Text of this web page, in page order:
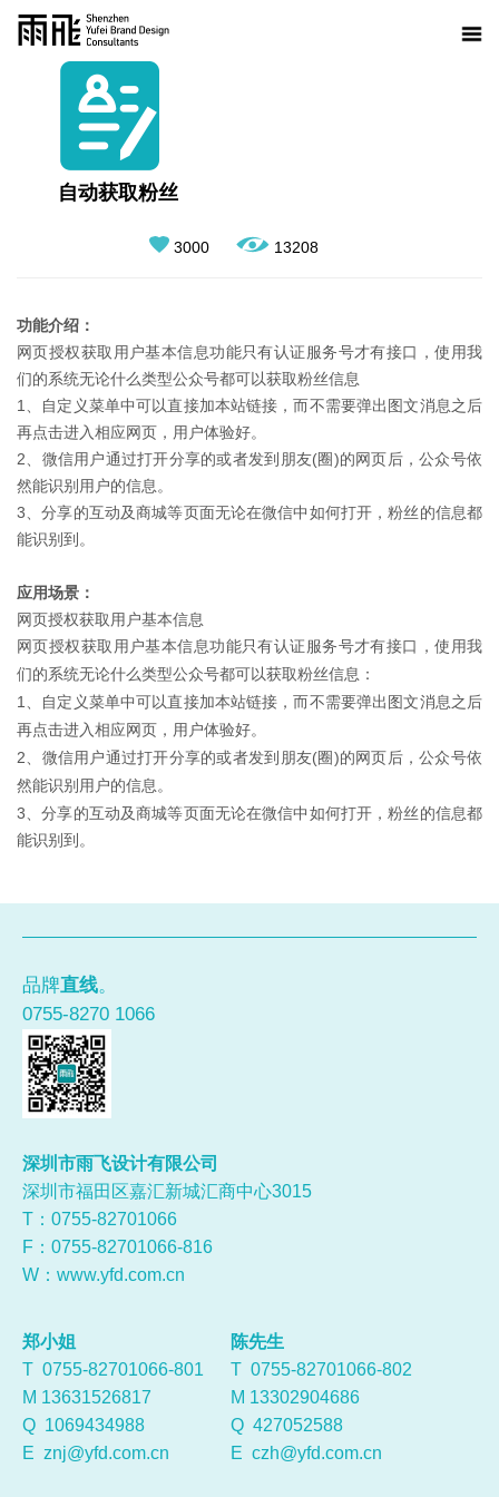
自动获取粉丝
3000 13208
功能介绍：
网页授权获取用户基本信息功能只有认证服务号才有接口，使用我
们的系统无论什么类型公众号都可以获取粉丝信息
1、自定义菜单中可以直接加本站链接，而不需要弹出图文消息之后
再点击进入相应网页，用户体验好。
2、微信用户通过打开分享的或者发到朋友(圈)的网页后，公众号依
然能识别用户的信息。
3、分享的互动及商城等页面无论在微信中如何打开，粉丝的信息都
能识别到。
应用场景：
网页授权获取用户基本信息
网页授权获取用户基本信息功能只有认证服务号才有接口，使用我
们的系统无论什么类型公众号都可以获取粉丝信息：
1、自定义菜单中可以直接加本站链接，而不需要弹出图文消息之后
再点击进入相应网页，用户体验好。
2、微信用户通过打开分享的或者发到朋友(圈)的网页后，公众号依
然能识别用户的信息。
3、分享的互动及商城等页面无论在微信中如何打开，粉丝的信息都
能识别到 。
品牌直线。
0755-8270 1066
深圳市雨飞设计有限公司
深圳市福田区嘉汇新城汇商中心3015
T：0755-82701066
F：0755-82701066-816
W： www.yfd.com.cn
郑小姐
T 0755-82701066-801
M 13631526817
Q 1069434988
E znj@yfd.com.cn
陈先生
T 0755-82701066-802
M 13302904686
Q 427052588
E czh@yfd.com.cn